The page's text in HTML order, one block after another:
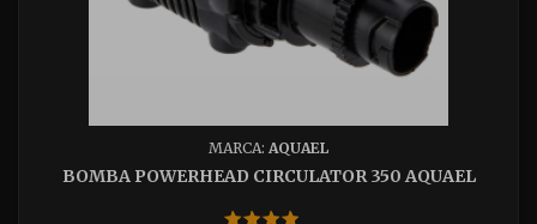
MARCA: AQUAEL
BOMBA POWERHEAD CIRCULATOR 350 AQUAEL